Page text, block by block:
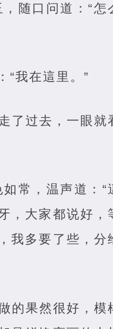
随口问道：“怎
“我在這里。”
了过去，一眼就
常，温声道：“
，大家都说好，
我多要了些，分
的果然很好，模